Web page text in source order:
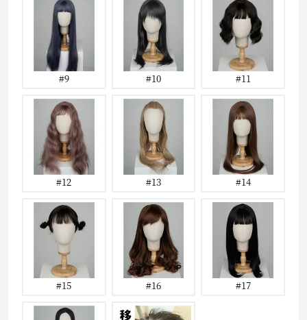
#9 #10 #11
#12 #13 #14
#15 #16 #17